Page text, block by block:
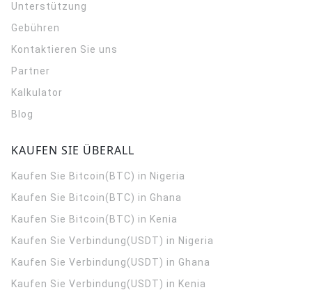
Unterstützung
Gebühren
Kontaktieren Sie uns
Partner
Kalkulator
Blog
KAUFEN SIE ÜBERALL
Kaufen Sie Bitcoin(BTC) in Nigeria
Kaufen Sie Bitcoin(BTC) in Ghana
Kaufen Sie Bitcoin(BTC) in Kenia
Kaufen Sie Verbindung(USDT) in Nigeria
Kaufen Sie Verbindung(USDT) in Ghana
Kaufen Sie Verbindung(USDT) in Kenia